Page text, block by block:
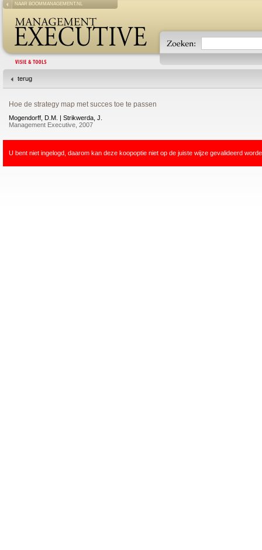
NAAR BOOMMANAGEMENT.NL
terug
Hoe de strategy map met succes toe te passen
Mogendorff, D.M. | Strikwerda, J.
Management Executive, 2007
U bent niet ingelogd, daarom kan deze koopoptie niet op de juiste wijze gevalideerd